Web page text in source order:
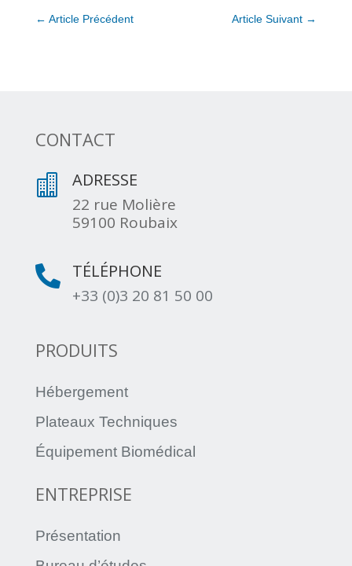
← Article Précédent Article Suivant →
CONTACT
 ADRESSE
22 rue Molière
59100 Roubaix
 TÉLÉPHONE
+33 (0)3 20 81 50 00
PRODUITS
Hébergement
Plateaux Techniques
Équipement Biomédical
ENTREPRISE
Présentation